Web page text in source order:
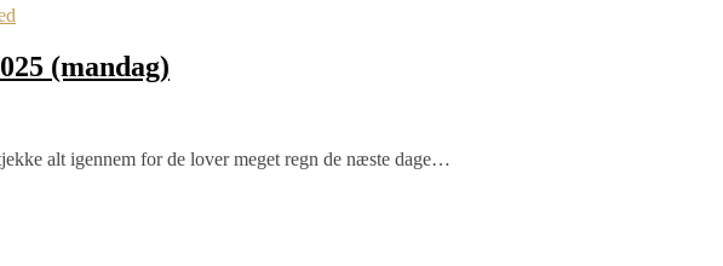
(mandag)
alt igennem for de lover meget regn de næste dage…